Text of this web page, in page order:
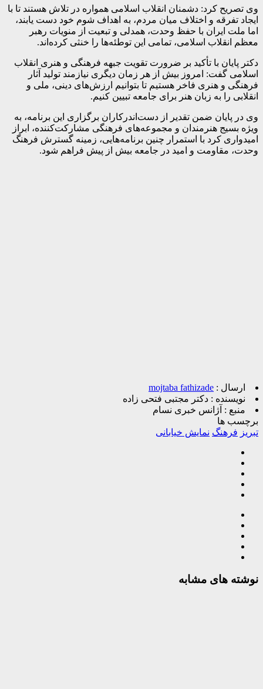
وی تصریح کرد: دشمنان انقلاب اسلامی همواره در تلاش هستند تا با
ایجاد تفرقه و اختلاف میان مردم، به اهداف شوم خود دست یابند،
اما ملت ایران با حفظ وحدت، همدلی و تبعیت از منویات رهبر
معظم انقلاب اسلامی، تمامی این توطئه‌ها را خنثی کرده‌اند.
دکتر پایان با تأکید بر ضرورت تقویت جبهه فرهنگی و هنری انقلاب
اسلامی گفت: امروز بیش از هر زمان دیگری نیازمند تولید آثار
فرهنگی و هنری فاخر هستیم تا بتوانیم ارزش‌های دینی، ملی و
انقلابی را به زبان هنر برای جامعه تبیین کنیم.
وی در پایان ضمن تقدیر از دست‌اندرکاران برگزاری این برنامه، به
ویژه بسیج هنرمندان و مجموعه‌های فرهنگی مشارکت‌کننده، ابراز
امیدواری کرد با استمرار چنین برنامه‌هایی، زمینه گسترش فرهنگ
وحدت، مقاومت و امید در جامعه بیش از پیش فراهم شود.
ارسال : mojtaba fathizade
نویسنده : دکتر مجتبی فتحی زاده
منبع : آژانس خبری نسام
برچسب ها
تبریز فرهنگ نمایش خیابانی
نوشته های مشابه